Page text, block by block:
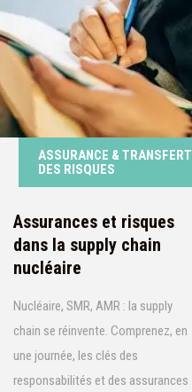
ASSURANCE & TRANSFERT
DES RISQUES
Assurances et risques
dans la supply chain
nucléaire
Nucléaire, SMR, AMR : la supply
chain se réinvente. Comprenez, en
une journée, les clés des
responsabilités et des assurances